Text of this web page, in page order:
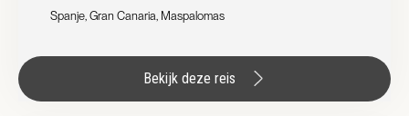
Spanje, Gran Canaria, Maspalomas
Bekijk deze reis